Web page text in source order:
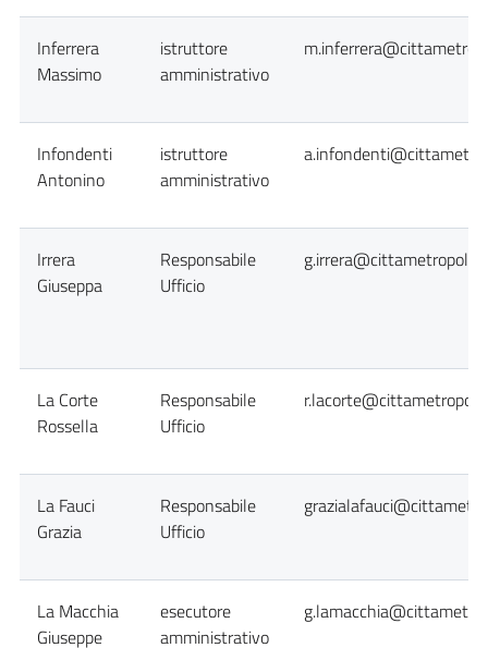
Inferrera
Massimo
istruttore
amministrativo
Infondenti
Antonino
istruttore
amministrativo
Irrera
Giuseppa
Responsabile
Ufficio
La Corte
Rossella
Responsabile
Ufficio
La Fauci
Grazia
Responsabile
Ufficio
La Macchia
Giuseppe
esecutore
amministrativo